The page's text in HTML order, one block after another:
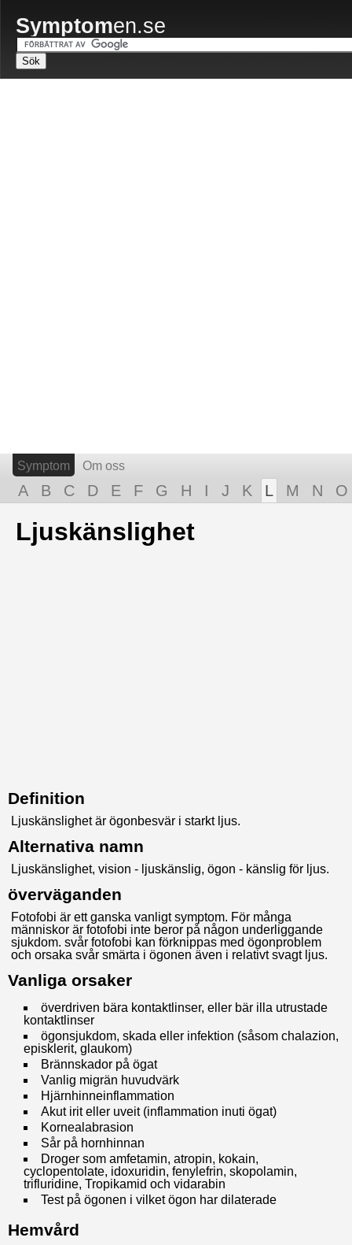
Symptomen.se
Symptom Om oss
A B C D E F G H I J K L M N O
Ljuskänslighet
Definition
Ljuskänslighet är ögonbesvär i starkt ljus.
Alternativa namn
Ljuskänslighet, vision - ljuskänslig, ögon - känslig för ljus.
överväganden
Fotofobi är ett ganska vanligt symptom. För många
människor är fotofobi inte beror på någon underliggande
sjukdom. svår fotofobi kan förknippas med ögonproblem
och orsaka svår smärta i ögonen även i relativt svagt ljus.
Vanliga orsaker
överdriven bära kontaktlinser, eller bär illa utrustade
kontaktlinser
ögonsjukdom, skada eller infektion (såsom chalazion,
episklerit, glaukom)
Brännskador på ögat
Vanlig migrän huvudvärk
Hjärnhinneinflammation
Akut irit eller uveit (inflammation inuti ögat)
Kornealabrasion
Sår på hornhinnan
Droger som amfetamin, atropin, kokain,
cyclopentolate, idoxuridin, fenylefrin, skopolamin,
trifluridine, Tropikamid och vidarabin
Test på ögonen i vilket ögon har dilaterade
Hemvård